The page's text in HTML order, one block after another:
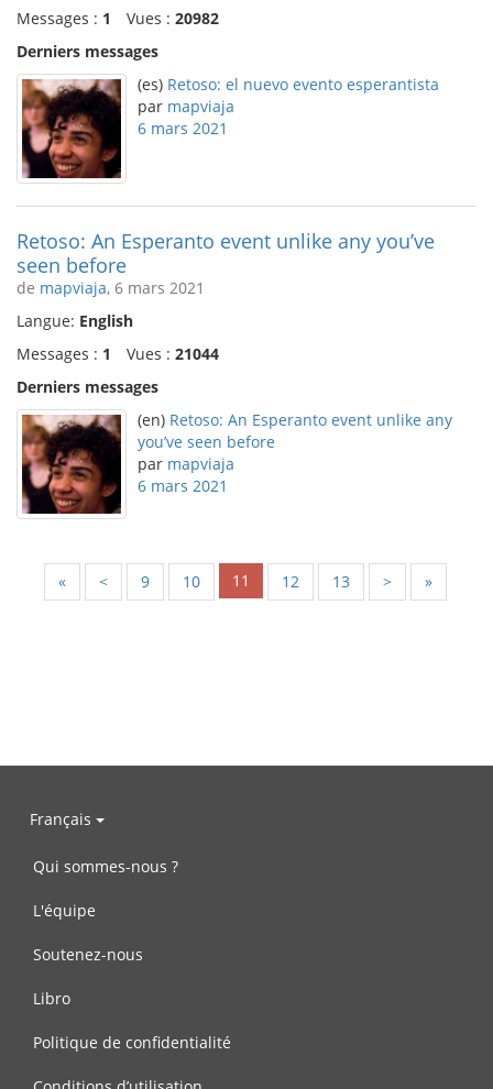
Messages : 1 Vues : 20982
Derniers messages
(es) Retoso: el nuevo evento esperantista
par mapviaja
6 mars 2021
Retoso: An Esperanto event unlike any you’ve
seen before
de mapviaja, 6 mars 2021
Langue: English
Messages : 1 Vues : 21044
Derniers messages
(en) Retoso: An Esperanto event unlike any
you’ve seen before
par mapviaja
6 mars 2021
« < 9 10 11 12 13 > »
Français
Qui sommes-nous ?
L'équipe
Soutenez-nous
Libro
Politique de confidentialité